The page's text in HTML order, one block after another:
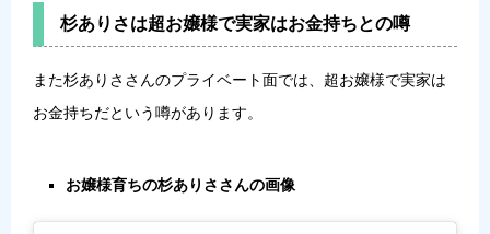
杉ありさは超お嬢様で実家はお金持ちとの噂
また杉ありささんのプライベート面では、超お嬢様で実家は
お金持ちだという噂があります。
お嬢様育ちの杉ありささんの画像